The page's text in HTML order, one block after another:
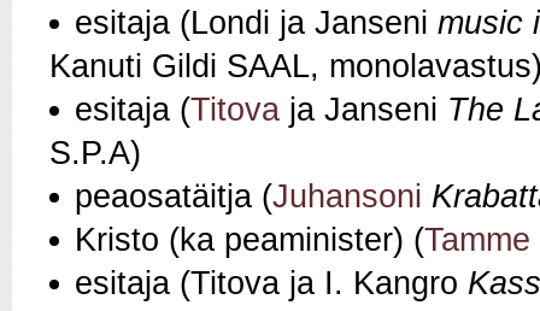
esitaja (Londi ja Janseni music
Kanuti Gildi SAAL,
esitaja (Titova ja Janseni The
S.P.A)
peaosatäitja (Juhansoni
Kristo (ka peaminister) (Tamme
esitaja (Titova ja I. Kangro